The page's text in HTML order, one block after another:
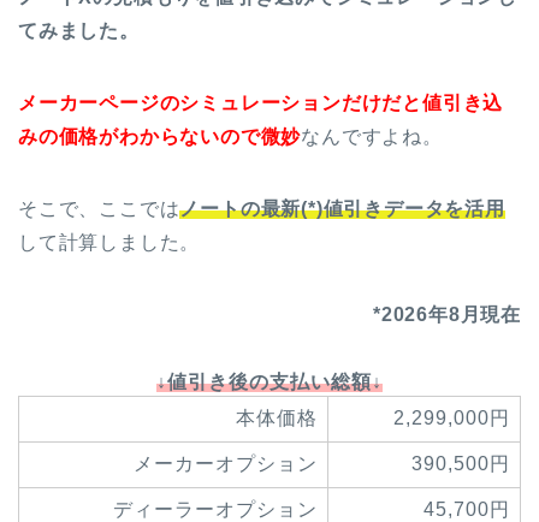
てみました。
メーカーページのシミュレーションだけだと値引き込
みの価格がわからないので微妙なんですよね。
そこで、ここではノートの最新(*)値引きデータを活用
して計算しました。
*2026年8月現在
↓値引き後の支払い総額↓
本体価格
2,299,000円
メーカーオプション 390,500円
ディーラーオプション 45,700円